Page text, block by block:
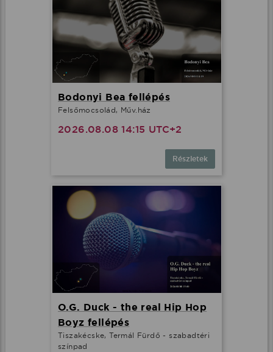
Bodonyi Bea fellépés
Felsőmocsolád, Műv.ház
2026.08.08 14:15 UTC+2
Részletek
O.G. Duck - the real Hip Hop
Boyz fellépés
Tiszakécske, Termál Fürdő - szabadtéri
színpad